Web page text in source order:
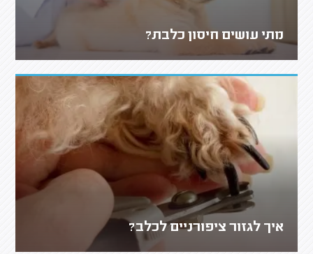
מתי עושים חיסון כלבת?
איך לגזור ציפורניים לכלב?